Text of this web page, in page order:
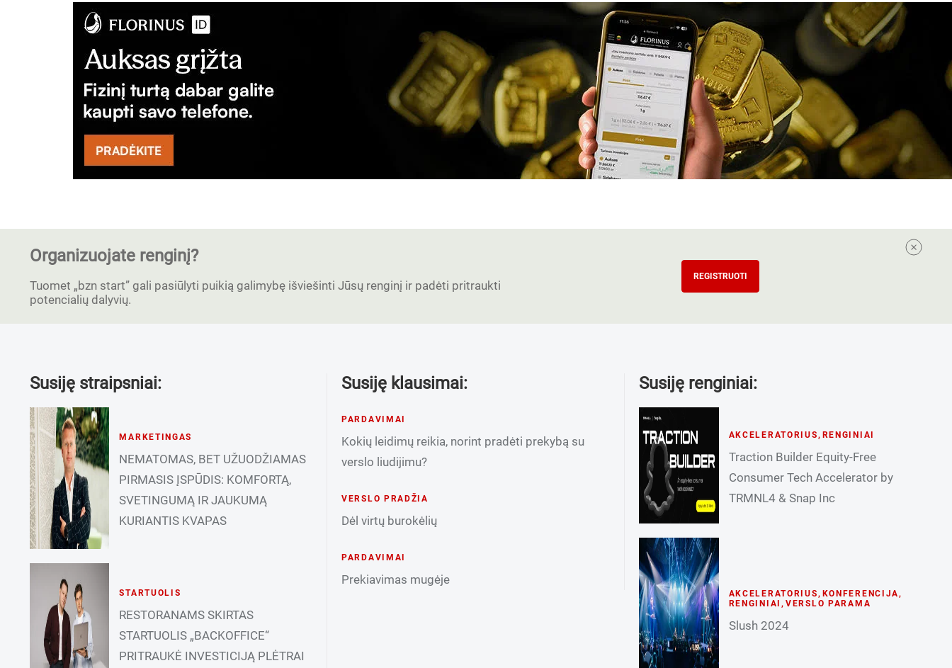
Organizuojate renginį?
Tuomet „bzn start” gali pasiūlyti puikią galimybę išviešinti Jūsų renginį ir padėti pritraukti
potencialių dalyvių.
REGISTRUOTI
Susiję straipsniai:
MARKETINGAS
NEMATOMAS, BET UŽUODŽIAMAS
PIRMASIS ĮSPŪDIS: KOMFORTĄ,
SVETINGUMĄ IR JAUKUMĄ
KURIANTIS KVAPAS
STARTUOLIS
RESTORANAMS SKIRTAS
STARTUOLIS „BACKOFFICE“
PRITRAUKĖ INVESTICIJĄ PLĖTRAI
Susiję klausimai:
PARDAVIMAI
Kokių leidimų reikia, norint pradėti prekybą su
verslo liudijimu?
VERSLO PRADŽIA
Dėl virtų burokėlių
PARDAVIMAI
Prekiavimas mugėje
Susiję renginiai:
AKCELERATORIUS , RENGINIAI
Traction Builder Equity-Free
Consumer Tech Accelerator by
TRMNL4 & Snap Inc
AKCELERATORIUS , KONFERENCIJA ,
RENGINIAI , VERSLO PARAMA
Slush 2024